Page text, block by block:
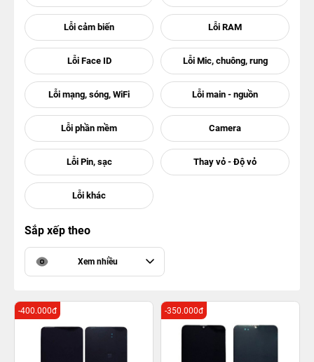
Sắp xếp theo
Xem nhiều
-400.000đ -350.000đ